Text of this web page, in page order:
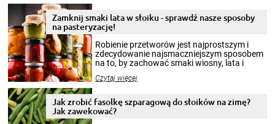
Zamknij smaki lata w słoiku - sprawdź nasze sposoby
na pasteryzację!
Robienie przetworów jest najprostszym i
zdecydowanie najsmaczniejszym sposobem
na to, by zachować smaki wiosny, lata i
jesieni na dłużej. Można robić setki zdjęć
krajobrazów, by cieszyć nimi oko w sezonie
zimowym, ale to smaczny posiłek pozwoli w
miesięcy. Przygotowanie słoików ze
smakowitą zawartością musi obejmować
Jak zrobić fasolkę szparagową do słoików na zimę?
Jak zawekować?